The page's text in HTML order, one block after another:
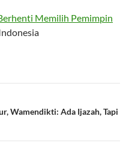
Memilih Pemimpin
Wamendikti: Ada Ijazah, Tapi